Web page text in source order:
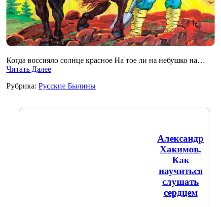
Когда воссияло солнце красное На тое ли на небушко на…
Читать Далее
Рубрика: Русские Былины
Александр
Хакимов.
Как
научиться
слушать
сердцем